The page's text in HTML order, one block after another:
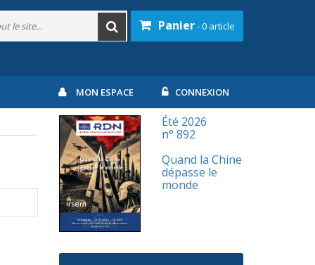
Panier- 0 article
MON ESPACE CONNEXION
Été 2026
n° 892
Quand la Chine
dépasse le
monde